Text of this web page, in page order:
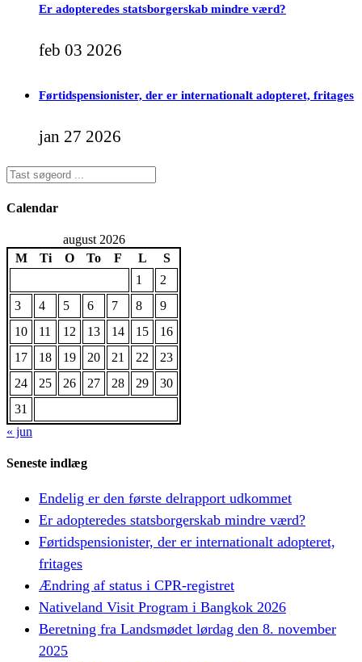
Er adopteredes statsborgerskab mindre værd?
feb 03 2026
Førtidspensionister, der er internationalt adopteret, fritages
jan 27 2026
Calendar
august 2026
M
Ti O To F L
S
1
2
3
4 5 6 7 8
9
10
11 12 13 14 15
16
17
18 19 20 21 22
23
24
25 26 27 28 29
30
31
« jun
Seneste indlæg
Endelig er den første delrapport udkommet
Er adopteredes statsborgerskab mindre værd?
Førtidspensionister, der er internationalt adopteret,
fritages
Ændring af status i CPR-registret
Nativeland Visit Program i Bangkok 2026
Beretning fra Landsmødet lørdag den 8. november
2025